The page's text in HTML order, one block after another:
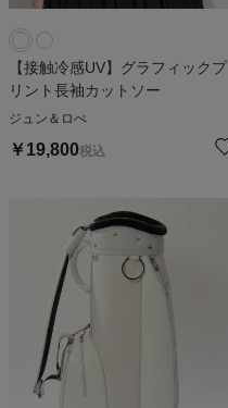
【接触冷感UV】グラフィックプ
リント長袖カットソー
ジュン＆ロぺ
￥ 19,800税込